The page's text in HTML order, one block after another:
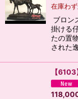
在庫わ
ブロン
掛ける
たの置
された
【